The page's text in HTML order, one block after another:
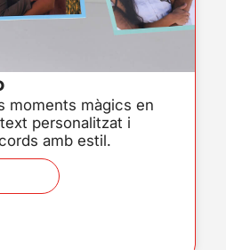
moments màgics en
personalitzat i
amb estil.